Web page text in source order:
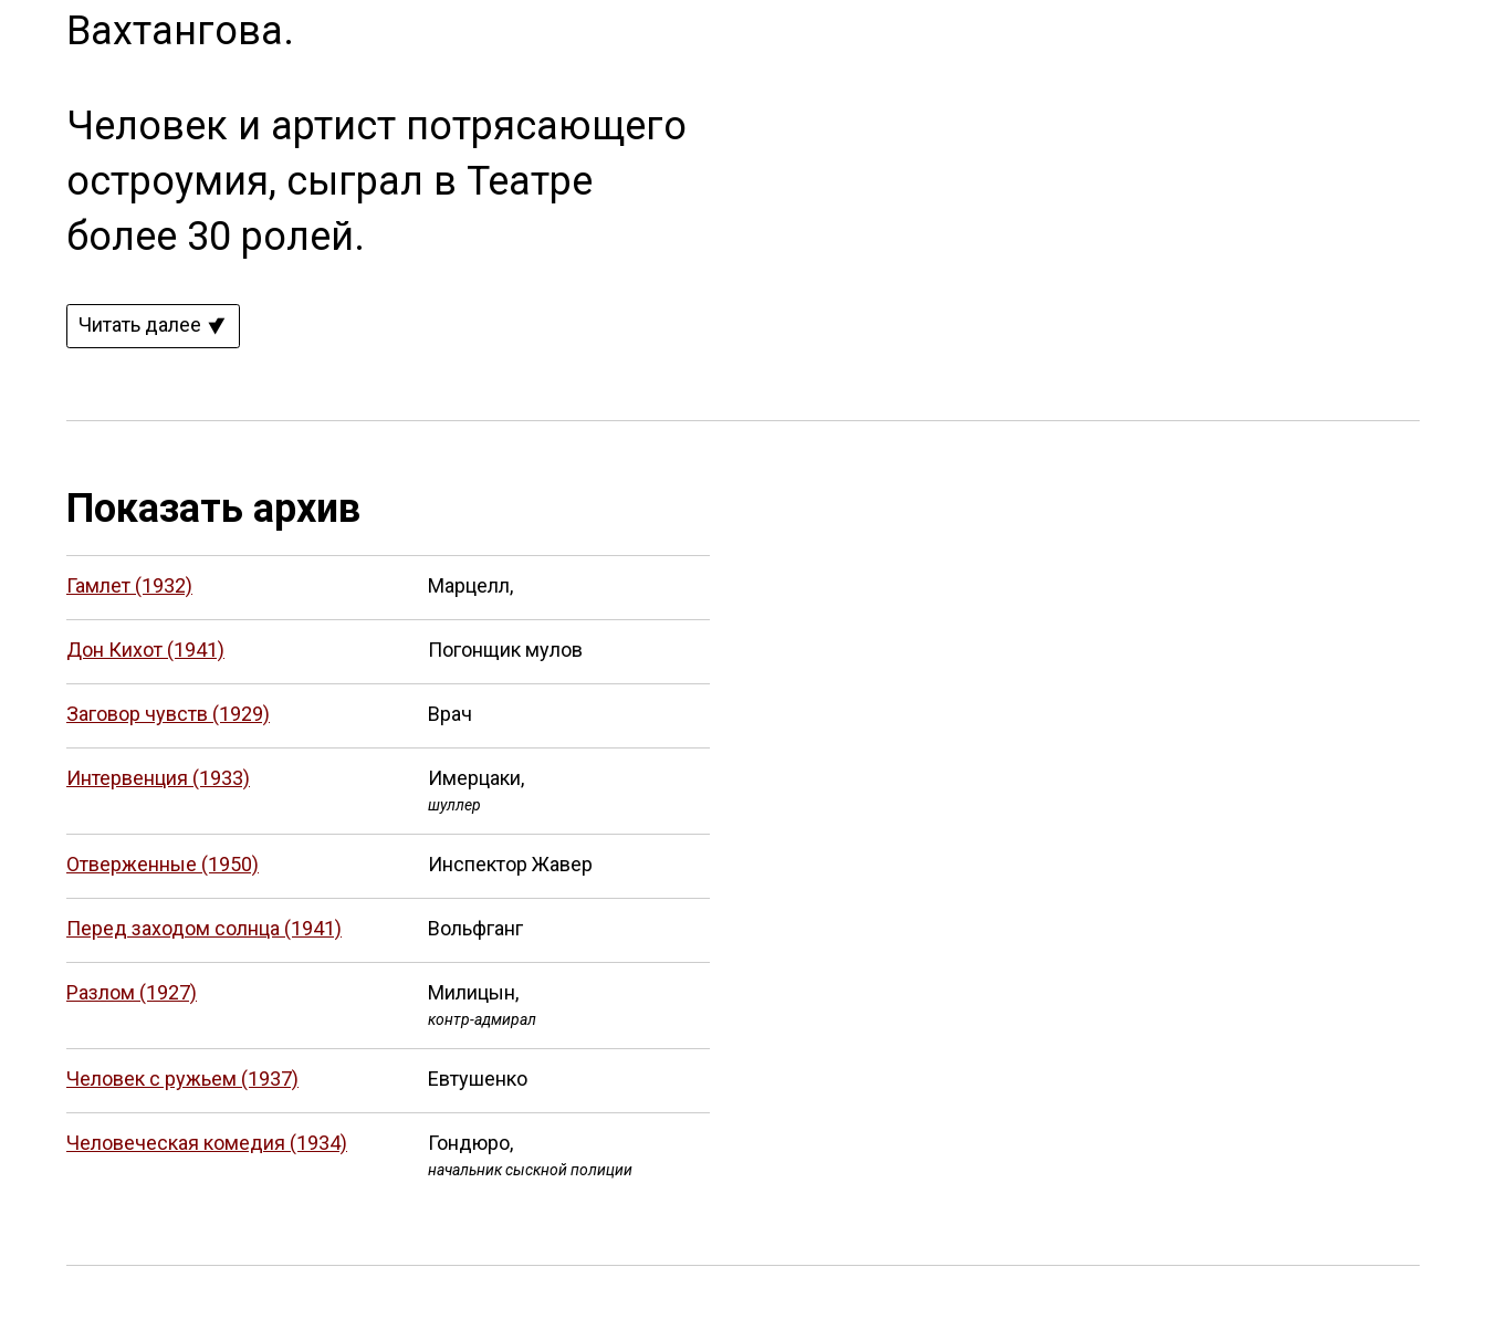
Вахтангова.
Человек и артист потрясающего
остроумия, сыграл в Театре
более 30 ролей.
Читать далее
Показать архив
Гамлет (1932) Марцелл,
Дон Кихот (1941) Погонщик мулов
Заговор чувств (1929) Врач
Интервенция (1933) Имерцаки,
шуллер
Отверженные (1950) Инспектор Жавер
Перед заходом солнца (1941) Вольфганг
Разлом (1927) Милицын,
контр-адмирал
Человек с ружьем (1937) Евтушенко
Человеческая комедия (1934) Гондюро,
начальник сыскной полиции